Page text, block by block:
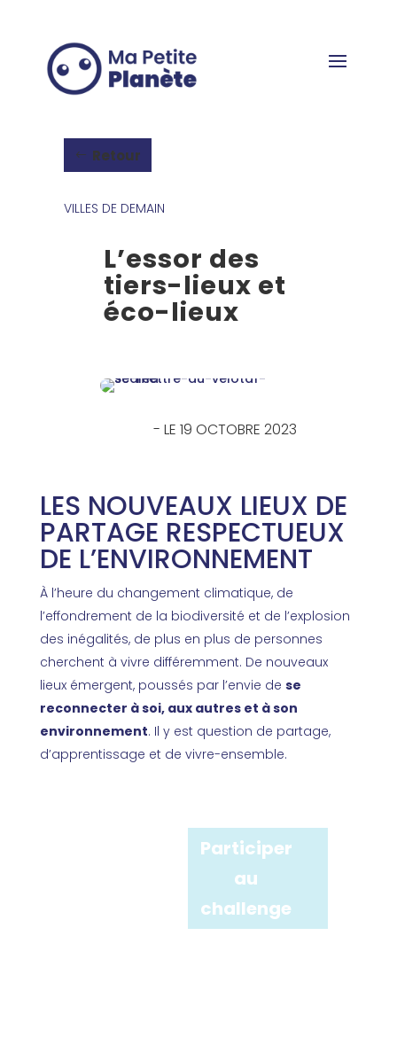
Retour
VILLES DE DEMAIN
L’essor des
tiers-lieux et
éco-lieux
- LE 19 OCTOBRE 2023
LES NOUVEAUX LIEUX DE
PARTAGE RESPECTUEUX
DE L’ENVIRONNEMENT
À l’heure du changement climatique, de
l’effondrement de la biodiversité et de l’explosion
des inégalités, de plus en plus de personnes
cherchent à vivre différemment. De nouveaux
lieux émergent, poussés par l’envie de se
reconnecter à soi, aux autres et à son
environnement. Il y est question de partage,
d’apprentissage et de vivre-ensemble.
Participer
au
challenge